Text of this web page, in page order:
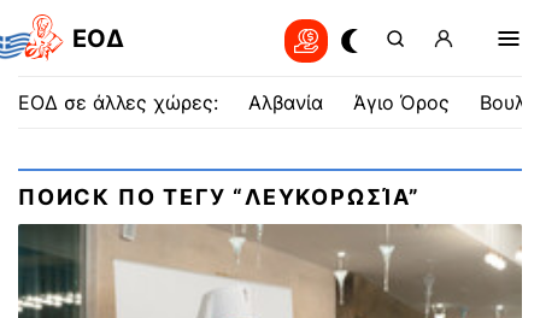
EOΔ
ΕΟΔ σε άλλες χώρες: Αλβανία Άγιο Όρος
ПОИСК ПО ТЕГУ “ΛΕΥΚΟΡΩΣΊΑ”